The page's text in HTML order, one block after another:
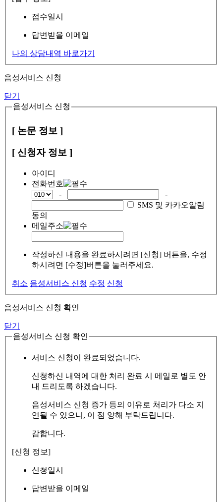
접수일시
답변받을 이메일
나의 상담내역 바로가기
음성서비스 신청
닫기
음성서비스 신청
[ 논문 정보 ]
[ 신청자 정보 ]
아이디
전화번호
-
-
SMS 및 카카오알림
동의
메일주소
작성하신 내용을 완료하시려면 [신청] 버튼을, 수정
하시려면 [수정]버튼을 눌러주세요.
취소 음성서비스 신청 수정 신청
음성서비스 신청 확인
닫기
음성서비스 신청 확인
서비스 신청이 완료되었습니다.
신청하신 내역에 대한 처리 완료 시 메일로 별도 안
내 드리도록 하겠습니다.
음성서비스 신청 증가 등의 이유로 처리가 다소 지
연될 수 있으니, 이 점 양해 부탁드립니다.
감합니다.
[신청 정보]
신청일시
답변받을 이메일